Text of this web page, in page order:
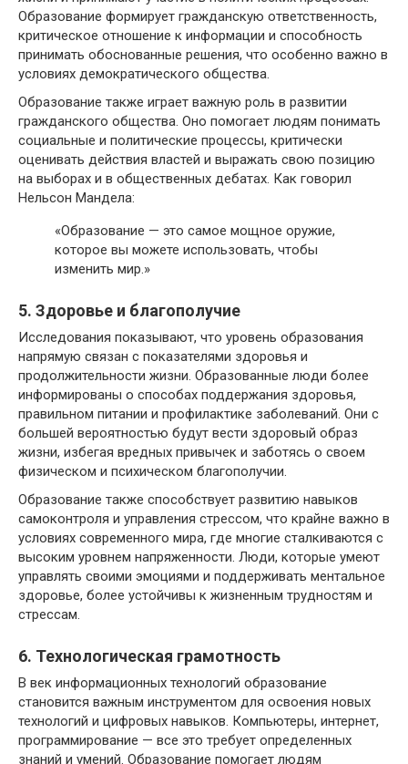
Образование формирует гражданскую ответственность,
критическое отношение к информации и способность
принимать обоснованные решения, что особенно важно в
условиях демократического общества.
Образование также играет важную роль в развитии
гражданского общества. Оно помогает людям понимать
социальные и политические процессы, критически
оценивать действия властей и выражать свою позицию
на выборах и в общественных дебатах. Как говорил
Нельсон Мандела:
«Образование — это самое мощное оружие,
которое вы можете использовать, чтобы
изменить мир.»
5. Здоровье и благополучие
Исследования показывают, что уровень образования
напрямую связан с показателями здоровья и
продолжительности жизни. Образованные люди более
информированы о способах поддержания здоровья,
правильном питании и профилактике заболеваний. Они с
большей вероятностью будут вести здоровый образ
жизни, избегая вредных привычек и заботясь о своем
физическом и психическом благополучии.
Образование также способствует развитию навыков
самоконтроля и управления стрессом, что крайне важно в
условиях современного мира, где многие сталкиваются с
высоким уровнем напряженности. Люди, которые умеют
управлять своими эмоциями и поддерживать ментальное
здоровье, более устойчивы к жизненным трудностям и
стрессам.
6. Технологическая грамотность
В век информационных технологий образование
становится важным инструментом для освоения новых
технологий и цифровых навыков. Компьютеры, интернет,
программирование — все это требует определенных
знаний и умений. Образование помогает людям